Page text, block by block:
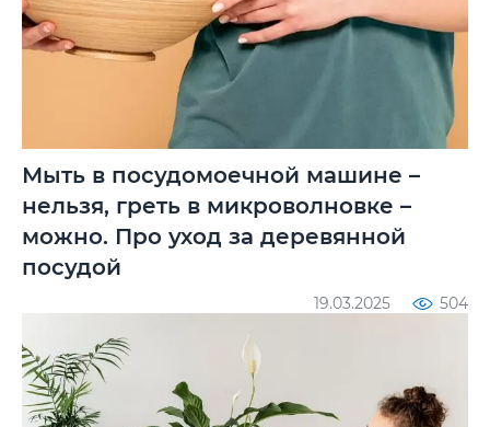
Мыть в посудомоечной машине –
нельзя, греть в микроволновке –
можно. Про уход за деревянной
посудой
19.03.2025 504